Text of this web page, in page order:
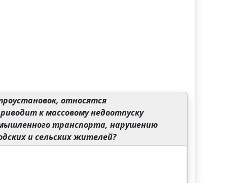
относятся
к массовому недоотпуску
транспорта, нарушению
и сельских жителей?